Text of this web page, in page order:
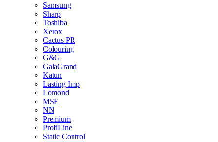
Samsung
Sharp
Toshiba
Xerox
Cactus PR
Colouring
G&G
GalaGrand
Katun
Lasting Imp
Lomond
MSE
NN
Premium
ProfiLine
Static Control